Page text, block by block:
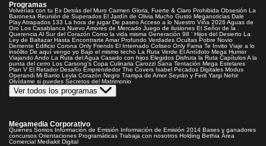
Programas
Volverías con tu Ex Detrás del Muro Carmen Gloria, Fuerte & Claro Prohibida Obsesión La
Baronesa Reunión de Superados El Jardín de Olivia Mucho Gusto Meganoticias Dale
PlayAtrapados 133 La hora de jugar De paseoAcceso a lo Nuestro Viña 2026 Aguas de
Oro Los Casablanca Nuevo Amores de Mercado Juego de ilusiones El Señor de la
Querencia Al Sur del Corazón Como la vida misma Generación 98 ' Hijos del Desierto La
Ley de Baltazar Hasta Encontrarte Amar Profundo Verdades Ocultas Pobre Novio
Demente Edificio Corona Only Friends El Internado Coliseo Only Fama Te Invito Viaje a lo
insólito De aquí vengo yo Bajo el mismo techo La Ruta Verde El Antídoto Mega Humor
Viajando Ando La Ruta del Agua Casado con hijos Elegidos Disfruta la Ruta CapítulosA la
punta del cerro Los Carsong's Copa Culinaria Carozzi Sana Tentación Mega Estelares
Plan V El Retador Desafío Emprendedor The Covers Isabel Pecados Digitales Modus
Operandi Mi Barrio Leyla Corazón Negro Trampa de Amor Seyrán y Ferit Yargi Nehir
Olvídame si puedes Secretos del Matrimonio
Ver todos los programas
Megamedia Corporativo
Quienes Somos Información de Emisión Información de Emisión 2014 Bases y ganadores
concursos Orientaciones Programáticas Trabaja con nosotros Holding Bethia Área
Comercial Mediakit Digital